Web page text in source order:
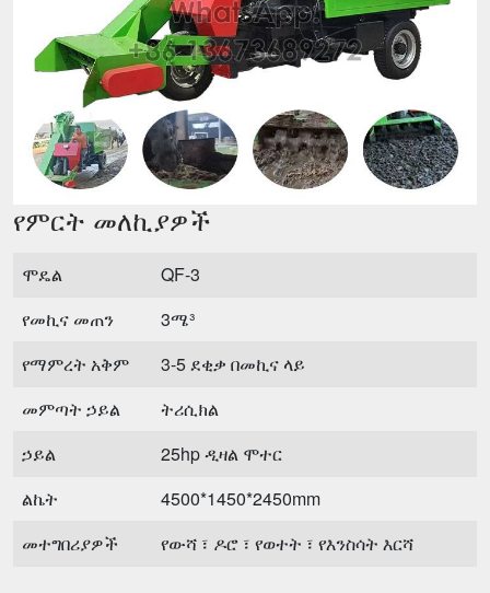
የምርት መለኪያዎች
ሞዴል
QF-3
የመኪና መጠን
3ሜ³
የማምረት አቅም
3-5 ደቂቃ በመኪና ላይ
መምጣት ኃይል
ትሪሲክል
ኃይል
25hp ዲዛል ሞተር
ልኬት
4500*1450*2450mm
መተግበሪያዎች
የውሻ ፣ ዶሮ ፣ የወተት ፣ የእንስሳት እርሻ